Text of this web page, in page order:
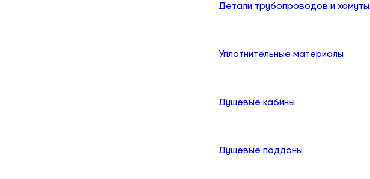
Детали трубопроводов и хомуты
Уплотнительные материалы
Душевые кабины
Душевые поддоны